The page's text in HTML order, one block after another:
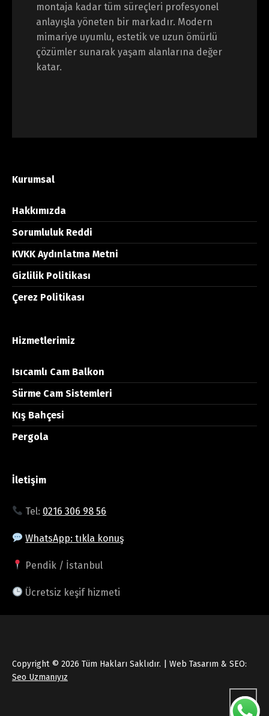
montaja kadar tüm süreçleri profesyonel
anlayışla yöneten bir markadır. Modern
mimariye uyumlu, estetik ve uzun ömürlü
çözümler sunarak yaşam alanlarına değer
katar.
Kurumsal
Hakkımızda
Sorumluluk Reddi
KVKK Aydınlatma Metni
Gizlilik Politikası
Çerez Politikası
Hizmetlerimiz
Isıcamlı Cam Balkon
Sürme Cam Sistemleri
Kış Bahçesi
Pergola
İletişim
Tel: 0216 306 98 56
WhatsApp: tıkla konuş
Pendik / İstanbul
Ücretsiz keşif hizmeti
Copyright © 2026 Tüm Hakları Saklıdır. | Web Tasarım & SEO:
Seo Uzmanıyız